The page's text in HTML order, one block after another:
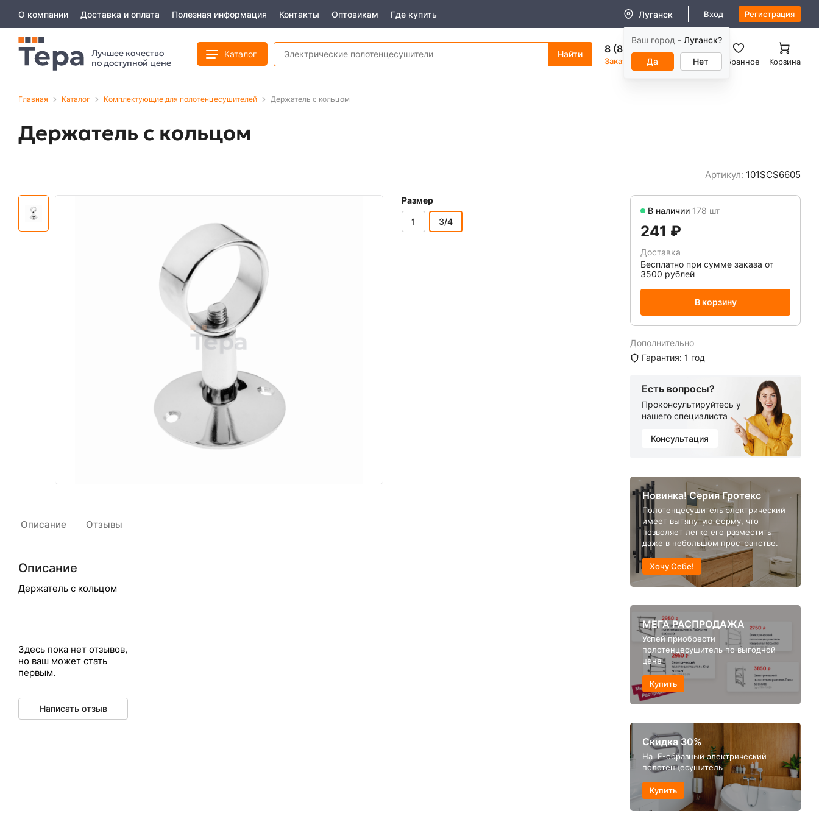
О компании Доставка и оплата Полезная информация Контакты Оптовикам Где купить Луганск
Ваш город - Луганск?
Да Нет
Вход Регистрация
Лучшее качество
по доступной цене
Каталог 8 (800) 550-11-38
Заказать звонок Избранное Корзина
Главная Каталог Комплектующие для полотенцесушителей Держатель с кольцом
Держатель с кольцом
Артикул: 101SCS6605
Размер
1 3/4
Описание Отзывы
Описание
Держатель с кольцом
Здесь пока нет отзывов,
но ваш может стать
первым.
Написать отзыв
В наличии 178 шт
241 ₽
Доставка
Бесплатно при сумме заказа от
3500 рублей
В корзину
Дополнительно
Гарантия: 1 год
Есть вопросы?
Проконсультируйтесь у
нашего специалиста
Консультация
Новинка! Серия Гротекс
Полотенцесушитель электрический
имеет вытянутую форму, что
позволяет легко его разместить
даже в небольшом пространстве.
Хочу Себе!
МЕГА РАСПРОДАЖА
Успей приобрести
полотенцесушитель по выгодной
цене
Купить
Скидка 30%
На F-образный электрический
полотенцесушитель
Купить